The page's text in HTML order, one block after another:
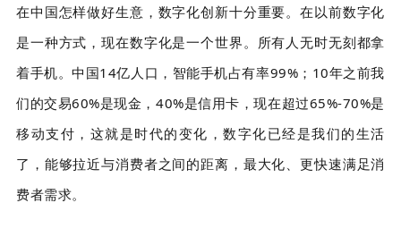
在中国怎样做好生意，数字化创新十分重要。在以前数字化
是一种方式，现在数字化是一个世界。所有人无时无刻都拿
着手机。中国14亿人口，智能手机占有率99%；10年之前我
们的交易60%是现金，40%是信用卡，现在超过65%-70%是
移动支付，这就是时代的变化，数字化已经是我们的生活
了，能够拉近与消费者之间的距离，最大化、更快速满足消
费者需求。